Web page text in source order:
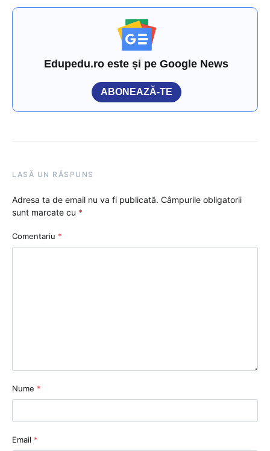
Edupedu.ro este și pe Google News
ABONEAZĂ-TE
LASĂ UN RĂSPUNS
Adresa ta de email nu va fi publicată. Câmpurile obligatorii
sunt marcate cu *
Comentariu *
Nume *
Email *